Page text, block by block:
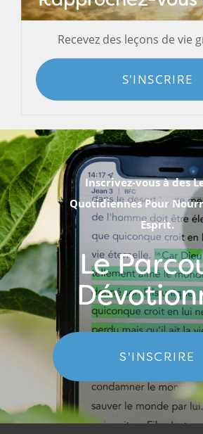
Recevez des leçons de vie
S'INSCRIRE
Inscrivez-vous à des
Quotidiennes Pour
Esprit.
Le
S'INSCRIRE